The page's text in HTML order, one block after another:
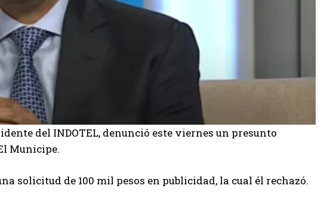
del INDOTEL, denunció este viernes un presunto
Municipe.
solicitud de 100 mil pesos en publicidad, la cual él rechazó.